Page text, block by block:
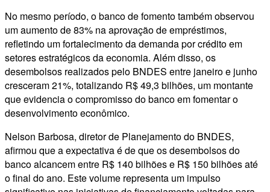
No mesmo período, o banco de fomento também observou
um aumento de 83% na aprovação de empréstimos,
refletindo um fortalecimento da demanda por crédito em
setores estratégicos da economia. Além disso, os
desembolsos realizados pelo BNDES entre janeiro e junho
cresceram 21%, totalizando R$ 49,3 bilhões, um montante
que evidencia o compromisso do banco em fomentar o
desenvolvimento econômico.
Nelson Barbosa, diretor de Planejamento do BNDES,
afirmou que a expectativa é de que os desembolsos do
banco alcancem entre R$ 140 bilhões e R$ 150 bilhões até
o final do ano. Este volume representa um impulso